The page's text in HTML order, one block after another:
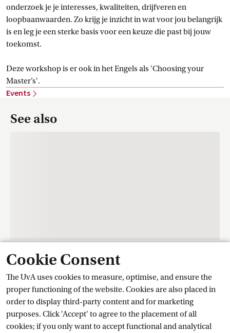
Cookie Consent
The UvA uses cookies to measure, optimise, and ensure the
proper functioning of the website. Cookies are also placed in
order to display third-party content and for marketing
purposes. Click 'Accept' to agree to the placement of all
cookies; if you only want to accept functional and analytical
onderzoek je je interesses, kwaliteiten, drijfveren en
loopbaanwaarden. Zo krijg je inzicht in wat voor jou belangrijk
is en leg je een sterke basis voor een keuze die past bij jouw
toekomst.
Deze workshop is er ook in het Engels als 'Choosing your
Master’s'.
Events
See also
Contact
Training Centre Student Services